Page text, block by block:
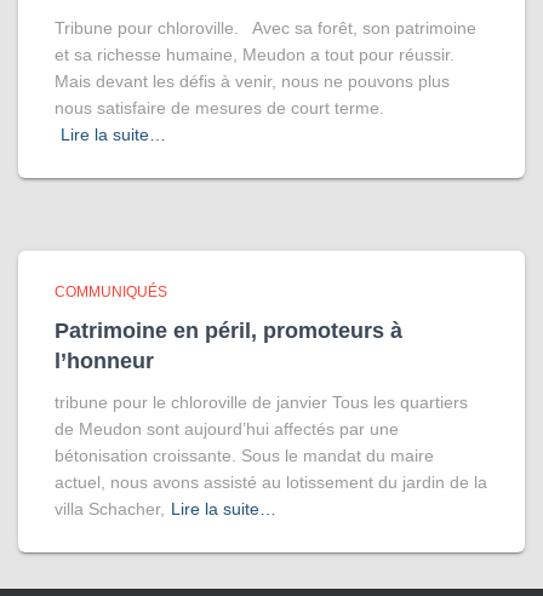
Tribune pour chloroville. Avec sa forêt, son patrimoine
et sa richesse humaine, Meudon a tout pour réussir.
Mais devant les défis à venir, nous ne pouvons plus
nous satisfaire de mesures de court terme.
Lire la suite…
COMMUNIQUÉS
Patrimoine en péril, promoteurs à
l’honneur
tribune pour le chloroville de janvier Tous les quartiers
de Meudon sont aujourd’hui affectés par une
bétonisation croissante. Sous le mandat du maire
actuel, nous avons assisté au lotissement du jardin de la
villa Schacher, Lire la suite…